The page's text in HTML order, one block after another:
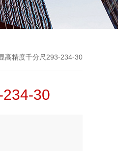
高精度千分尺293-234-30
30